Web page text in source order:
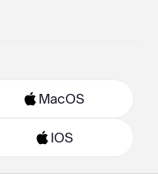
MacOS
IOS